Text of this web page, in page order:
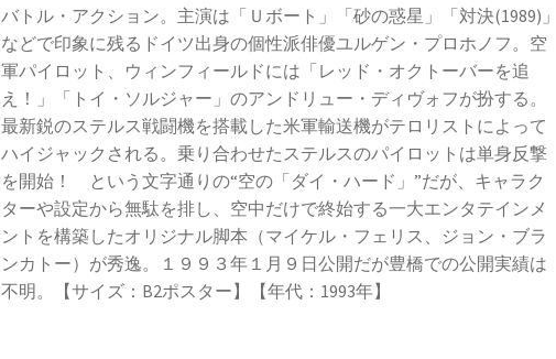
バトル・アクション。主演は「Ｕボート」「砂の惑星」「対決(1989)」
などで印象に残るドイツ出身の個性派俳優ユルゲン・プロホノフ。空
軍パイロット、ウィンフィールドには「レッド・オクトーバーを追
え！」「トイ・ソルジャー」のアンドリュー・ディヴォフが扮する。
最新鋭のステルス戦闘機を搭載した米軍輸送機がテロリストによって
ハイジャックされる。乗り合わせたステルスのパイロットは単身反撃
を開始！ という文字通りの“空の「ダイ・ハード」”だが、キャラク
ターや設定から無駄を排し、空中だけで終始する一大エンタテインメ
ントを構築したオリジナル脚本（マイケル・フェリス、ジョン・ブラ
ンカトー）が秀逸。１９９３年１月９日公開だが豊橋での公開実績は
不明。【サイズ：B2ポスター】【年代：1993年】